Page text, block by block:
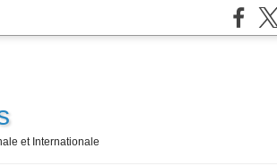
et Internationale